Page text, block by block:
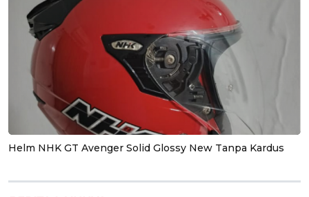
Helm NHK GT Avenger Solid Glossy New Tanpa Kardus